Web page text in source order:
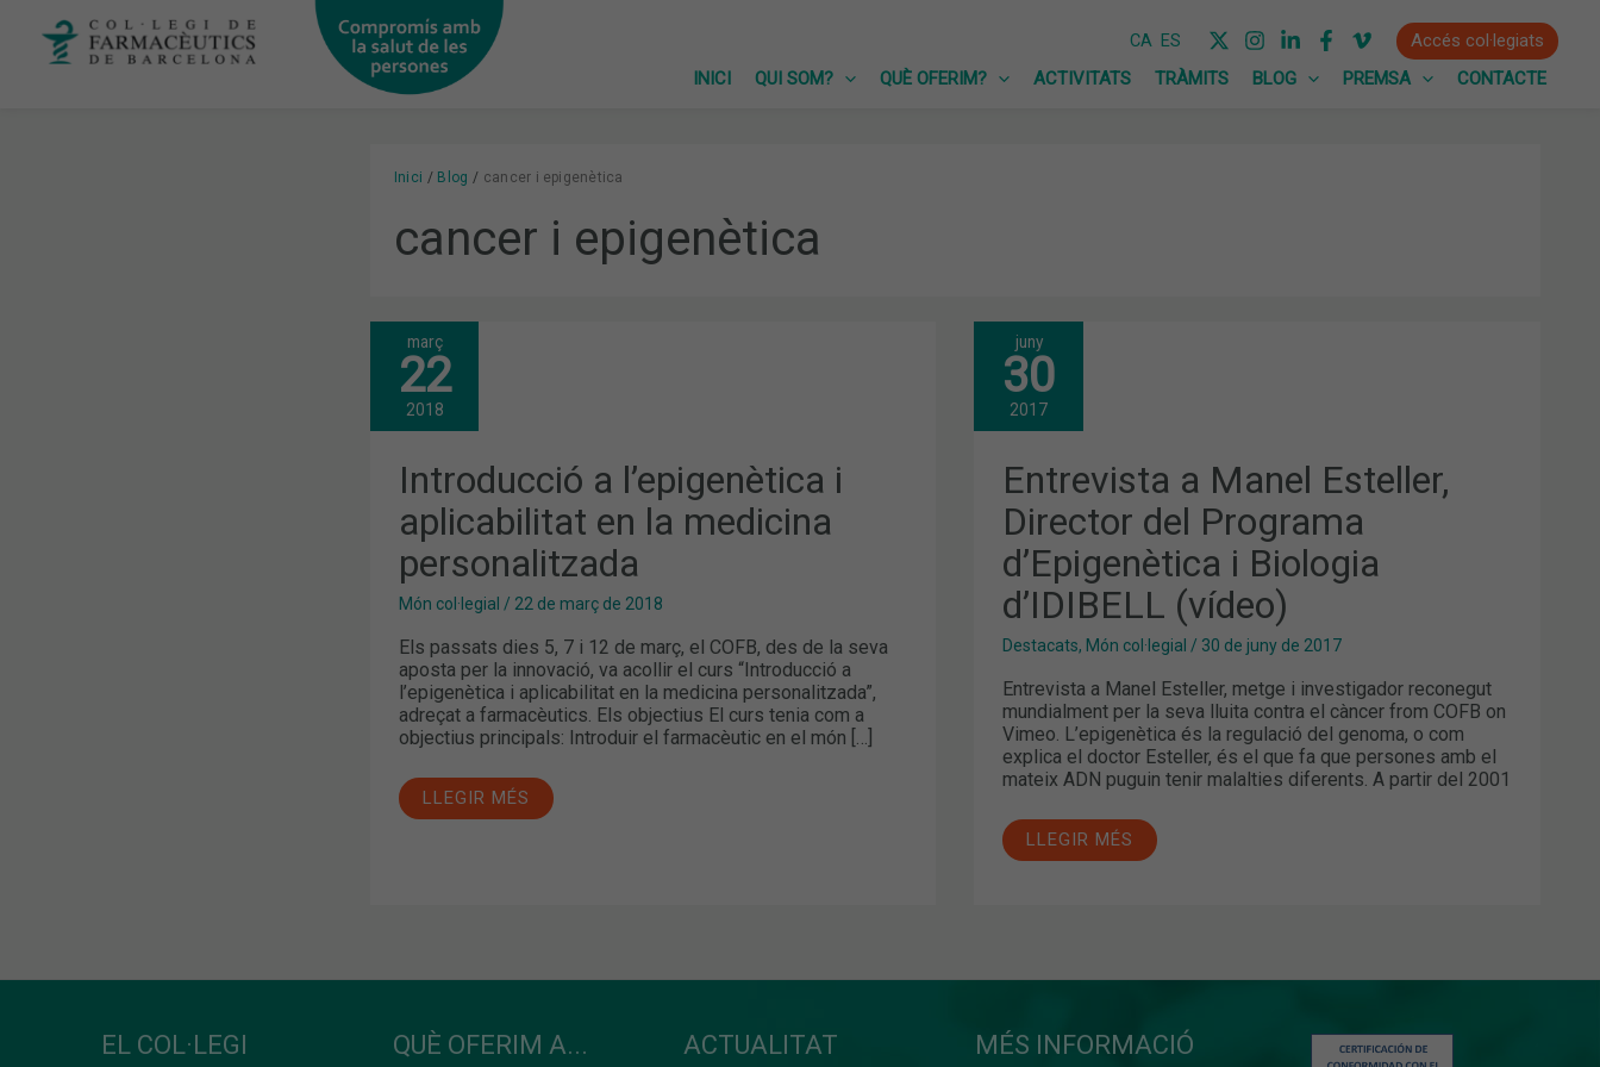
CA ES
Accés col·legiats
INICI
QUI SOM? QUÈ OFERIM? ACTIVITATS TRÀMITS BLOG PREMSA CONTACTE
Inici Blog cancer i epigenètica
cancer i epigenètica
març
22
2018
Introducció a l’epigenètica i
aplicabilitat en la medicina
personalitzada
Món col·legial / 22 de març de 2018
Els passats dies 5, 7 i 12 de març, el COFB, des de la seva
aposta per la innovació, va acollir el curs “Introducció a
l’epigenètica i aplicabilitat en la medicina personalitzada”,
adreçat a farmacèutics. Els objectius El curs tenia com a
objectius principals: Introduir el farmacèutic en el món […]
INTRODUCCIÓ
A
L’EPIGENÈTICA
I
APLICABILITAT
LA
MEDICINA
PERSONALITZADA
LLEGIR MÉS
juny
30
2017
Entrevista a Manel Esteller,
Director del Programa
d’Epigenètica i Biologia
d’IDIBELL (vídeo)
Destacats, Món col·legial / 30 de juny de 2017
Entrevista a Manel Esteller, metge i investigador reconegut
mundialment per la seva lluita contra el càncer from COFB on
Vimeo. L’epigenètica és la regulació del genoma, o com
explica el doctor Esteller, és el que fa que persones amb el
mateix ADN puguin tenir malalties diferents. A partir del 2001
ENTREVISTA
A
MANEL
ESTELLER,
DIRECTOR
PROGRAMA
D’EPIGENÈTICA
I
BIOLOGIA
D’IDIBELL
(VÍDEO)
LLEGIR MÉS
EL COL·LEGI QUÈ OFERIM A... ACTUALITAT MÉS INFORMACIÓ